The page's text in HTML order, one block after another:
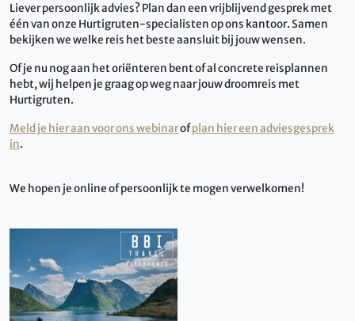
Liever persoonlijk advies? Plan dan een vrijblijvend gesprek met
één van onze Hurtigruten-specialisten op ons kantoor. Samen
bekijken we welke reis het beste aansluit bij jouw wensen.
Of je nu nog aan het oriënteren bent of al concrete reisplannen
hebt, wij helpen je graag op weg naar jouw droomreis met
Hurtigruten.
Meld je hier aan voor ons webinarofplan hier een adviesgesprek
in.
We hopen je online of persoonlijk te mogen verwelkomen!